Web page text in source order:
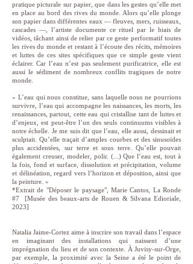
pratique picturale sur papier, que dans les gestes qu’elle met
en place au bord des rives du monde. Alors qu’elle plonge
son papier dans différentes eaux — fleuves, mers, ruisseaux,
cascades —, l’artiste documente ce rituel par le biais de
vidéos, tâchant ainsi de relier par ce geste performatif toutes
les rives du monde et restant à l’écoute des récits, mémoires
et luttes de ces sites spécifiques que ce simple geste vient
éclairer. Car l’eau n’est pas seulement purificatrice, elle est
aussi le sédiment de nombreux conflits tragiques de notre
monde.
« L’eau qui nous constitue, sans laquelle nous ne pourrions
survivre, l’eau qui accompagne les naissances, les morts, les
renaissances, partout, cette eau qui cristallise tant de luttes et
d’enjeux, est peut-être l’un des seuls continuums visibles à
notre échelle. Je me suis dit que l’eau, elle aussi, dessinait et
sculptait. Qu’elle traçait d’amples courbes et des sinusoïdes
plus accidentées, sur terre et sous terre. Qu’elle pouvait
également creuser, modeler, polir. (...) Que l’eau est, tout à
la fois, fond et surface, dissolution et précipitation, volume
et délinéation, regard vers l’horizon et déposition, ainsi que
la peinture. »
*Extrait de "Déposer le paysage", Marie Cantos, La Ronde
#7 [Musée des beaux-arts de Rouen & Silvana Edioriale,
2023]
Natalia Jaime-Cortez aime à inscrire son travail dans l’espace
en imaginant des installations qui naissent d’une
imprégnation du lieu et de son contexte. À Juvisy-sur-Orge,
par exemple, la proximité avec la Seine a été le point de